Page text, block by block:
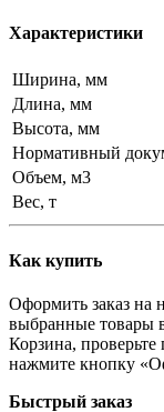
Характеристики
Ширина, мм
Длина, мм
Высота, мм
Нормативный
Объем, м3
Вес, т
Как купить
Оформить заказ на
выбранные товары
Корзина,
нажмите кнопку
Быстрый заказ